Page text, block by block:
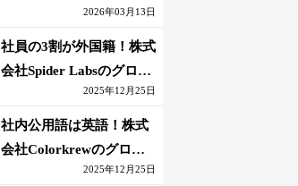
｜失敗しない選び方【採
点表つき】
2026年03月13日
社員の3割が外国籍！株式
会社Spider Labsのグロー
2025年12月25日
社内公用語は英語！株式
会社Colorkrewのグロー
バルかつ若手が輝く環境
2025年12月25日